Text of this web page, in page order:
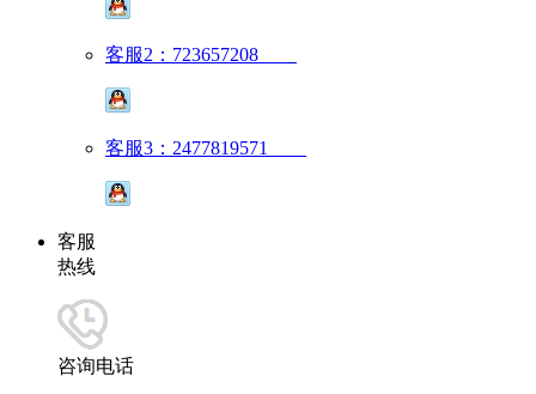
客服2：723657208
客服3：2477819571
客服
热线
咨询电话